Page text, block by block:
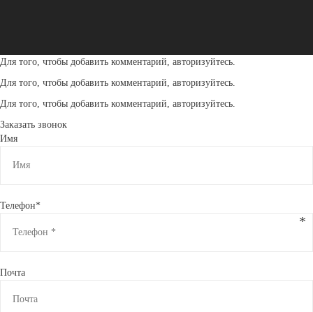
Для того, чтобы добавить комментарий, авторизуйтесь.
Для того, чтобы добавить комментарий, авторизуйтесь.
Для того, чтобы добавить комментарий, авторизуйтесь.
Заказать звонок
Имя
Телефон*
Почта